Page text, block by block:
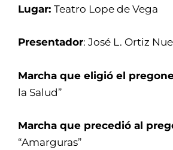
Lugar: Teatro Lope de Vega
Presentador: José L. Ortiz
Marcha que eligió el
la Salud”
Marcha que precedió al
“Amarguras”